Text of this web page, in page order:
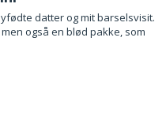
datter og mit barselsvisit.
også en blød pakke, som